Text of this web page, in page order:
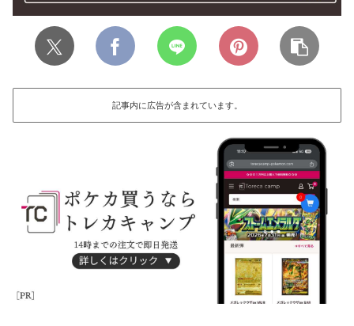
記事内に広告が含まれています。